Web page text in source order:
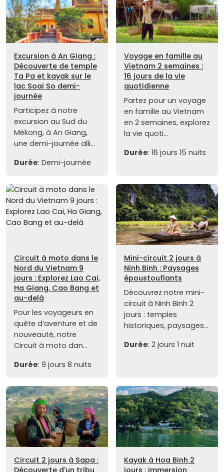
Excursion à An Giang :
Découverte de temple
Ta Pa et kayak sur le
lac Soai So demi-
journée
Participez à notre
excursion au Sud du
Mékong, à An Giang,
une demi-journée alli...
Durée: Demi-journée
Voyage en famille au
Vietnam 2 semaines :
16 jours de la vie
quotidienne
Partez pour un voyage
en famille au Vietnam
en 2 semaines, explorez
la vie quoti...
Durée: 16 jours 15 nuits
Circuit à moto dans le
Nord du Vietnam 9
jours : Explorez Lao Cai,
Ha Giang, Cao Bang et
au-delà
Pour les voyageurs en
quête d’aventure et de
nouveauté, notre
Circuit à moto dan...
Durée: 9 jours 8 nuits
Mini-circuit 2 jours à
Ninh Binh : Paysages
époustouflants
Découvrez notre mini-
circuit à Ninh Binh 2
jours : temples
historiques, paysages...
Durée: 2 jours 1 nuit
Circuit 2 jours à Sapa :
Kayak à Hoa Binh 2